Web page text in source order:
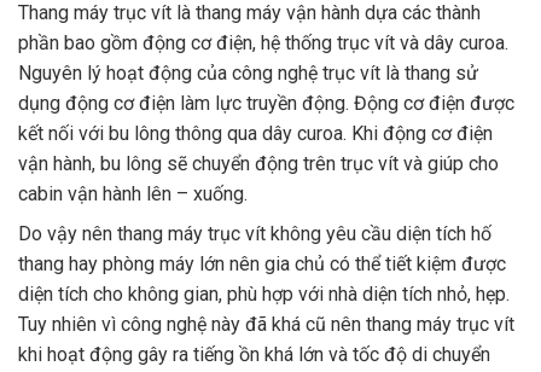
Thang máy trục vít là thang máy vận hành dựa các thành
phần bao gồm động cơ điện, hệ thống trục vít và dây curoa.
Nguyên lý hoạt động của công nghệ trục vít là thang sử
dụng động cơ điện làm lực truyền động. Động cơ điện được
kết nối với bu lông thông qua dây curoa. Khi động cơ điện
vận hành, bu lông sẽ chuyển động trên trục vít và giúp cho
cabin vận hành lên – xuống.
Do vậy nên thang máy trục vít không yêu cầu diện tích hố
thang hay phòng máy lớn nên gia chủ có thể tiết kiệm được
diện tích cho không gian, phù hợp với nhà diện tích nhỏ, hẹp.
Tuy nhiên vì công nghệ này đã khá cũ nên thang máy trục vít
khi hoạt động gây ra tiếng ồn khá lớn và tốc độ di chuyển